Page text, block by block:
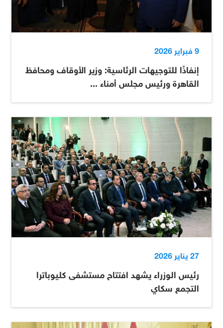
9 فبراير 2026
إنفاذًا للتوجيهات الرئاسية: وزير الأوقاف ومحافظ
القاهرة ورئيس مجلس أمناء ...
27 يناير 2026
رئيس الوزراء يشهد افتتاح مستشفى كليوباترا
التجمع سكاي